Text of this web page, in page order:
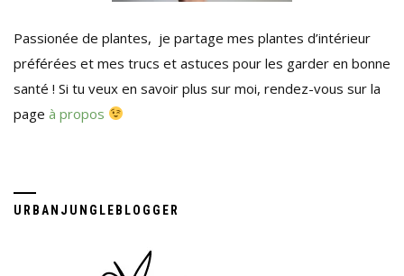
Passionée de plantes, je partage mes plantes d’intérieur
préférées et mes trucs et astuces pour les garder en bonne
santé ! Si tu veux en savoir plus sur moi, rendez-vous sur la
page à propos
URBANJUNGLEBLOGGER